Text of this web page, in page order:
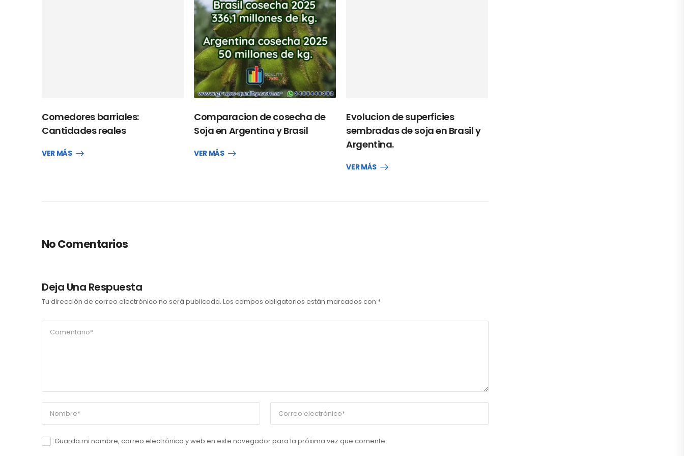
Comedores barriales:
Cantidades reales
VER MÁS
Comparacion de cosecha de
Soja en Argentina y Brasil
VER MÁS
Evolucion de superficies
sembradas de soja en Brasil y
Argentina.
VER MÁS
No Comentarios
Deja Una Respuesta
Tu dirección de correo electrónico no será publicada. Los campos obligatorios están marcados con *
Guarda mi nombre, correo electrónico y web en este navegador para la próxima vez que comente.